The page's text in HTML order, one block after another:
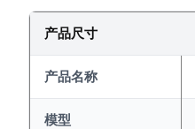
产品尺寸
产品名称
模型